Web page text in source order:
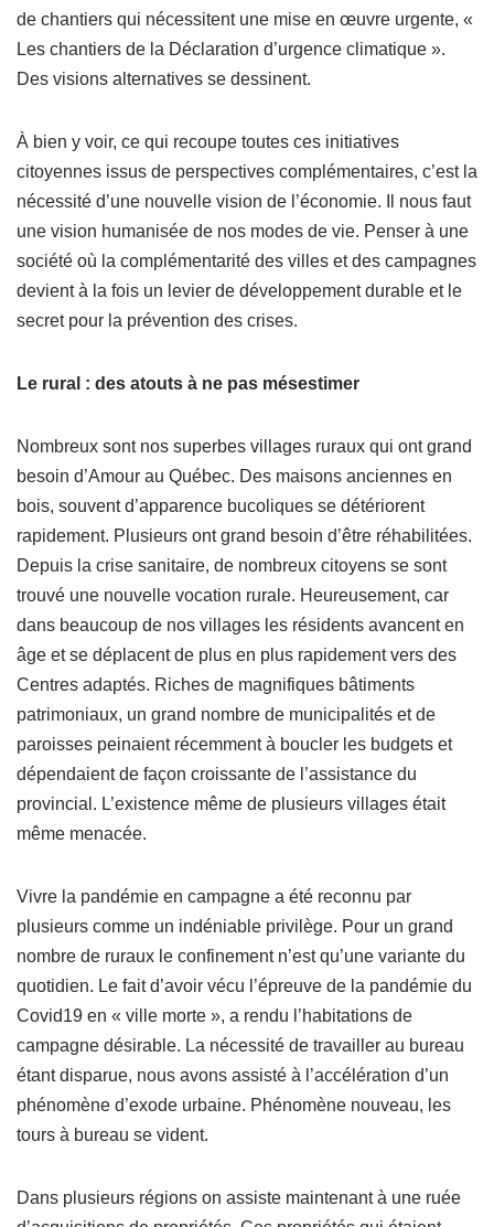
de chantiers qui nécessitent une mise en œuvre urgente, «
Les chantiers de la Déclaration d’urgence climatique ».
Des visions alternatives se dessinent.
À bien y voir, ce qui recoupe toutes ces initiatives
citoyennes issus de perspectives complémentaires, c’est la
nécessité d’une nouvelle vision de l’économie. Il nous faut
une vision humanisée de nos modes de vie. Penser à une
société où la complémentarité des villes et des campagnes
devient à la fois un levier de développement durable et le
secret pour la prévention des crises.
Le rural : des atouts à ne pas mésestimer
Nombreux sont nos superbes villages ruraux qui ont grand
besoin d’Amour au Québec. Des maisons anciennes en
bois, souvent d’apparence bucoliques se détériorent
rapidement. Plusieurs ont grand besoin d’être réhabilitées.
Depuis la crise sanitaire, de nombreux citoyens se sont
trouvé une nouvelle vocation rurale. Heureusement, car
dans beaucoup de nos villages les résidents avancent en
âge et se déplacent de plus en plus rapidement vers des
Centres adaptés. Riches de magnifiques bâtiments
patrimoniaux, un grand nombre de municipalités et de
paroisses peinaient récemment à boucler les budgets et
dépendaient de façon croissante de l’assistance du
provincial. L’existence même de plusieurs villages était
même menacée.
Vivre la pandémie en campagne a été reconnu par
plusieurs comme un indéniable privilège. Pour un grand
nombre de ruraux le confinement n’est qu’une variante du
quotidien. Le fait d’avoir vécu l’épreuve de la pandémie du
Covid19 en « ville morte », a rendu l’habitations de
campagne désirable. La nécessité de travailler au bureau
étant disparue, nous avons assisté à l’accélération d’un
phénomène d’exode urbaine. Phénomène nouveau, les
tours à bureau se vident.
Dans plusieurs régions on assiste maintenant à une ruée